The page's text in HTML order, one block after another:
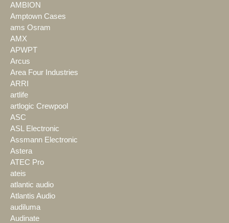
AMBION
Amptown Cases
ams Osram
AMX
APWPT
Arcus
Area Four Industries
ARRI
artlife
artlogic Crewpool
ASC
ASL Electronic
Assmann Electronic
Astera
ATEC Pro
ateis
atlantic audio
Atlantis Audio
audiluma
Audinate